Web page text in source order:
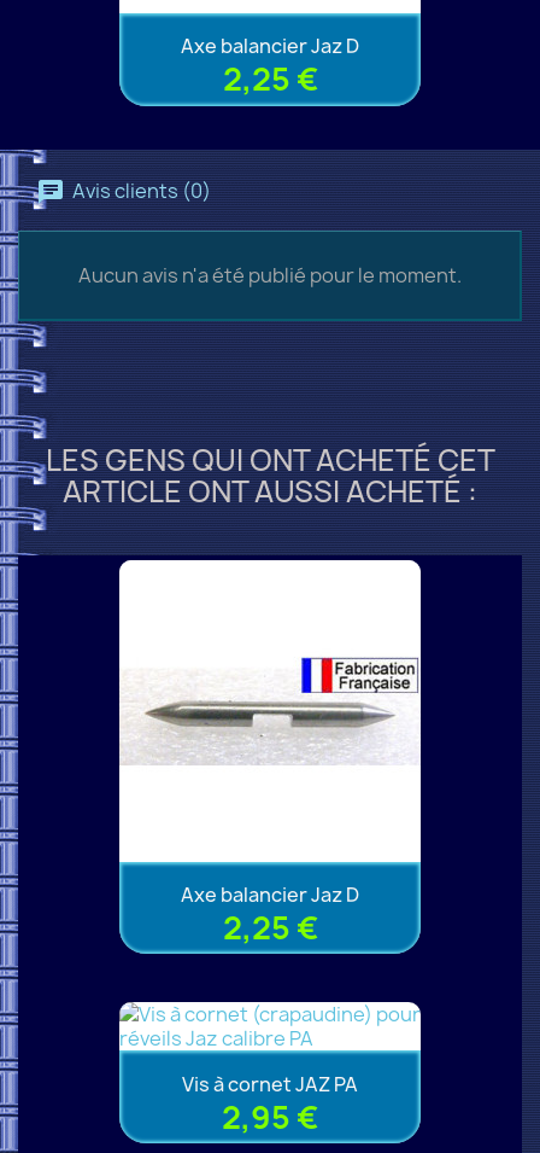
Axe balancier Jaz D
2,25 €
Avis clients (0)
Aucun avis n'a été publié pour le moment.
LES GENS QUI ONT ACHETÉ CET
ARTICLE ONT AUSSI ACHETÉ :
Axe balancier Jaz D
2,25 €
Vis à cornet JAZ PA
2,95 €